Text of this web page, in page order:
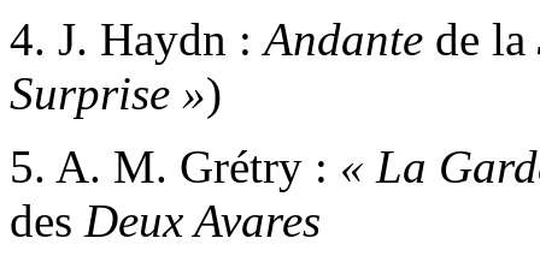
4. J. Haydn :Andante de la
Surprise »)
5. A. M. Grétry : « La
des Deux Avares